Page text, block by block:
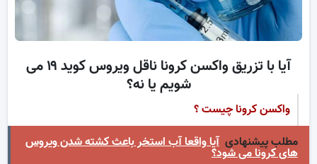
آیا با تزریق واکسن کرونا ناقل ویروس کوید ۱۹ می
شویم یا نه؟
واکسن کرونا چیست ؟
مطلب پیشنهادی آیا واقعا آب استخر باعث کشته شدن ویروس
های کرونا می شود؟